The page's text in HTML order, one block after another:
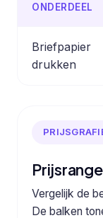
ONDERDEEL
Briefpapier
drukken
Vergelijk de
De balken